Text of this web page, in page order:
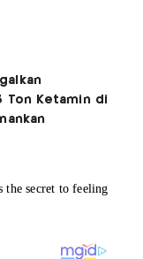
Ton Ketamin di